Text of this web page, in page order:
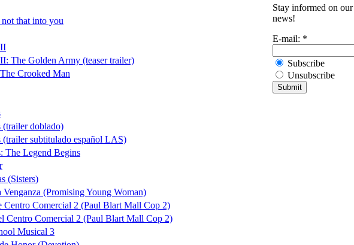
that into you
The Golden Army (teaser trailer)
Crooked Man
(trailer doblado)
(trailer subtitulado español LAS)
The Legend Begins
(Sisters)
Venganza (Promising Young Woman)
Centro Comercial 2 (Paul Blart Mall Cop 2)
Centro Comercial 2 (Paul Blart Mall Cop 2)
Musical 3
Stay informed on our
news!
E-mail: *
Subscribe
Unsubscribe